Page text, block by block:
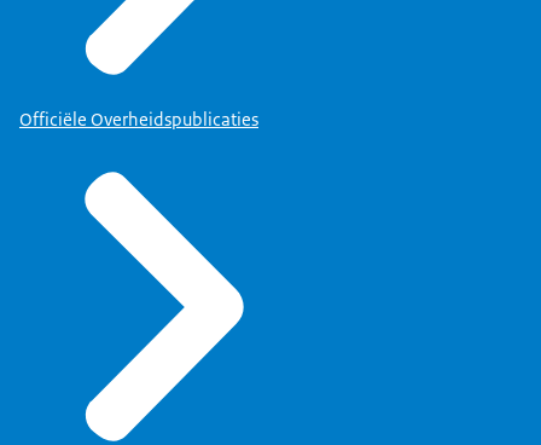
Officiële Overheidspublicaties